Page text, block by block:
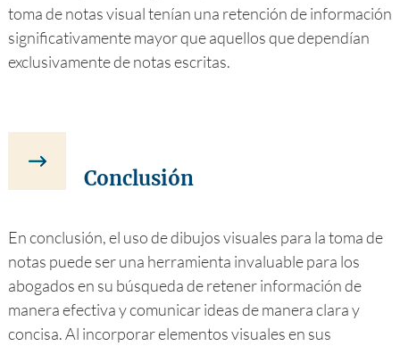
toma de notas visual tenían una retención de información
significativamente mayor que aquellos que dependían
exclusivamente de notas escritas.
Conclusión
En conclusión, el uso de dibujos visuales para la toma de
notas puede ser una herramienta invaluable para los
abogados en su búsqueda de retener información de
manera efectiva y comunicar ideas de manera clara y
concisa. Al incorporar elementos visuales en sus